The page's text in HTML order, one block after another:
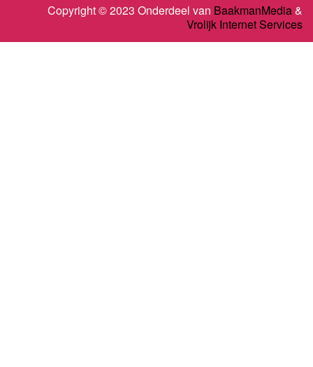
Copyright © 2023 Onderdeel van BaakmanMedia&
Vrolijk Internet Services